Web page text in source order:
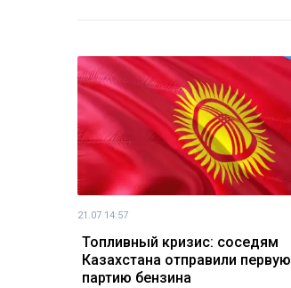
21.07 14:57
Топливный кризис: соседям
Казахстана отправили первую
партию бензина